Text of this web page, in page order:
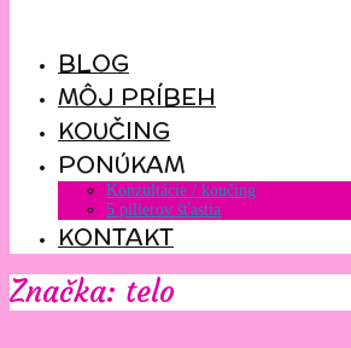
BLOG
MÔJ PRÍBEH
KOUČING
PONÚKAM
Konzultácie / koučing
5 pilierov šťastia
KONTAKT
Značka: telo